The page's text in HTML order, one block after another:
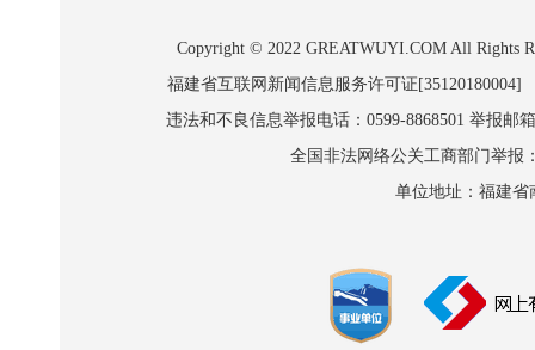
Copyright © 2022 GREATWUYI.COM All Rights
福建省互联网新闻信息服务许可证
违法和不良信息举报电话：0599-8868501 举报邮
全国非法网络公关工商部门举报
单位地址：福建省